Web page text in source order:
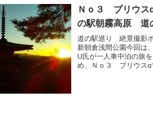
Ｎｏ３ プリウス
の駅朝霧高原 道
道の駅巡り 絶景撮影
新朝倉浅間公園今回は
U氏が一人車中泊の旅
め、Ｎｏ３ プリウスα